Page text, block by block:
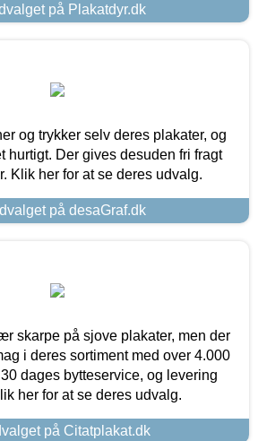
på Plakatdyr.dk
og trykker selv deres plakater, og
hurtigt. Der gives desuden fri fragt
Klik her for at se deres udvalg.
på desaGraf.dk
skarpe på sjove plakater, men der
i deres sortiment med over 4.000
dages bytteservice, og levering
her for at se deres udvalg.
på Citatplakat.dk